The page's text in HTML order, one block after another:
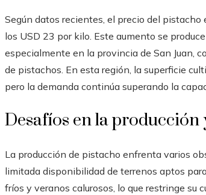
Según datos recientes, el precio del
los USD 23 por kilo. Este aumento se
especialmente en la provincia de San Juan,
de pistachos. En esta región, la superficie
pero la demanda continúa superando la
Desafíos en la producción
La producción de pistacho enfrenta varios
limitada disponibilidad de terrenos aptos
fríos y veranos calurosos, lo que restringe su